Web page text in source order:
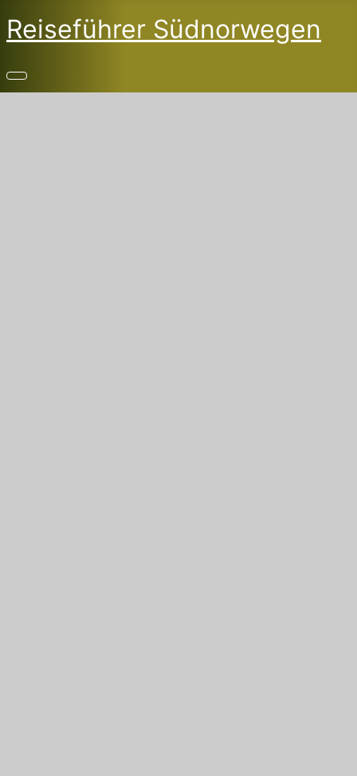
Reiseführer Südnorwegen